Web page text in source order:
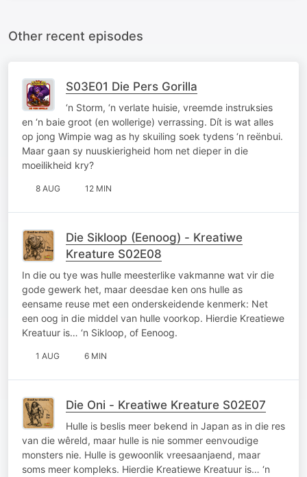
Other recent episodes
S03E01 Die Pers Gorilla
‘n Storm, ‘n verlate huisie, vreemde instruksies
en ‘n baie groot (en wollerige) verrassing. Dít is wat alles
op jong Wimpie wag as hy skuiling soek tydens ‘n reënbui.
Maar gaan sy nuuskierigheid hom net dieper in die
moeilikheid kry?
8 AUG 12 MIN
Die Sikloop (Eenoog) - Kreatiwe
Kreature S02E08
In die ou tye was hulle meesterlike vakmanne wat vir die
gode gewerk het, maar deesdae ken ons hulle as
eensame reuse met een onderskeidende kenmerk: Net
een oog in die middel van hulle voorkop. Hierdie Kreatiewe
Kreatuur is… ‘n Sikloop, of Eenoog.
1 AUG 6 MIN
Die Oni - Kreatiwe Kreature S02E07
Hulle is beslis meer bekend in Japan as in die res
van die wêreld, maar hulle is nie sommer eenvoudige
monsters nie. Hulle is gewoonlik vreesaanjaend, maar
soms meer kompleks. Hierdie Kreatiewe Kreatuur is… ‘n